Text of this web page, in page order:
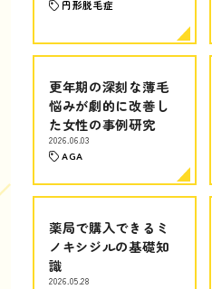
円形脱毛症
更年期の深刻な薄毛
悩みが劇的に改善し
た女性の事例研究
2026.06.03
AGA
薬局で購入できるミ
ノキシジルの基礎知
識
2026.05.28